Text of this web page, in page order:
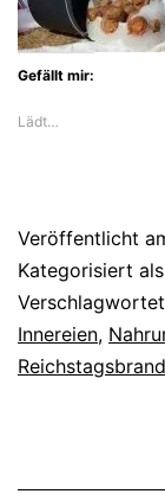
Gefällt mir:
Lädt…
Veröffentlicht
Kategorisiert als
Innereien,
Reichstagsbrand